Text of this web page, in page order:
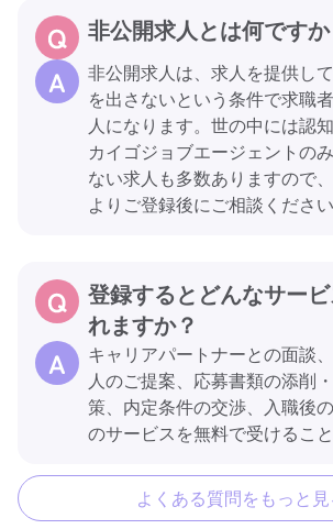
非公開求人とは何ですか
非公開求人は、求人を提供し
を出さないという条件で求職
人になります。世の中には認
カイゴジョブエージェントの
ない求人も多数ありますので
よりご登録後にご相談ください
登録するとどんなサー
れますか？
キャリアパートナーとの面談
人のご提案、応募書類の添削
策、内定条件の交渉、入職後
のサービスを無料で受けること
よくある質問をもっと見